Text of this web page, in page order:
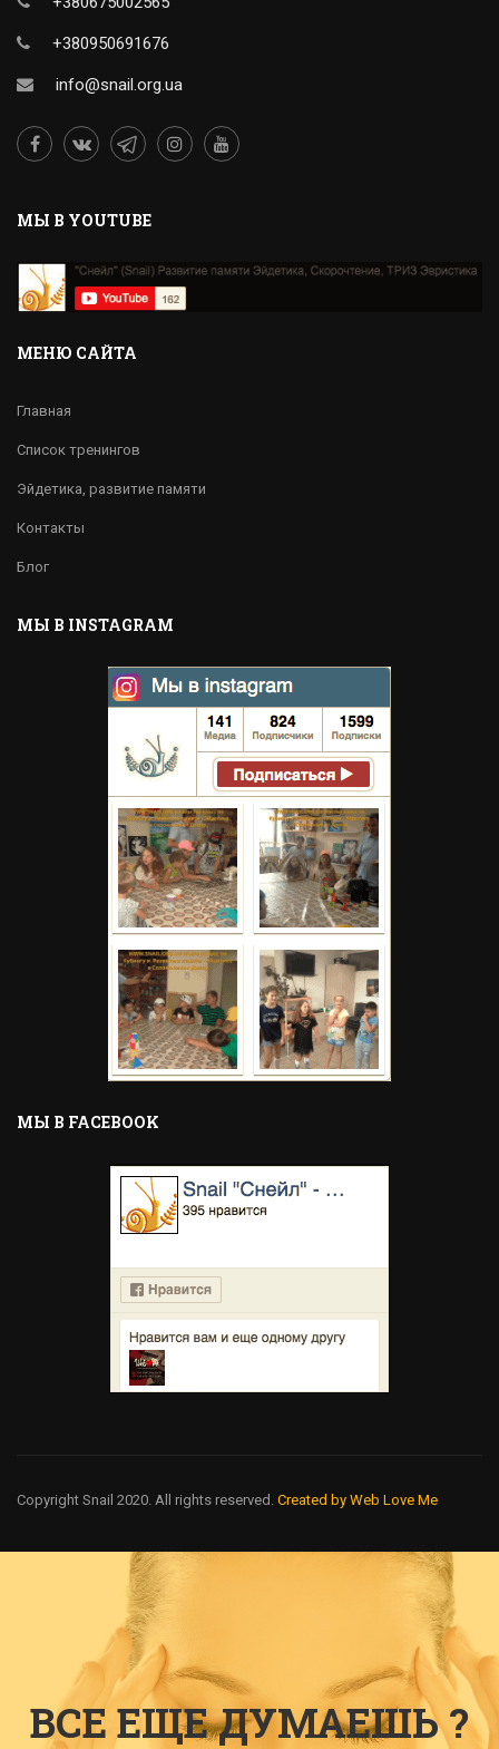
+380950691676
info@snail.org.ua
MЫ В YOUTUBE
МЕНЮ САЙТА
Главная
Список тренингов
Эйдетика, развитие памяти
Контакты
Блог
МЫ В INSTAGRAM
MЫ В FACEBOOK
Copyright Snail 2020. All rights reserved. Created by Web Love Me
ВСЕ ЕЩЕ ДУМАЕШЬ ?